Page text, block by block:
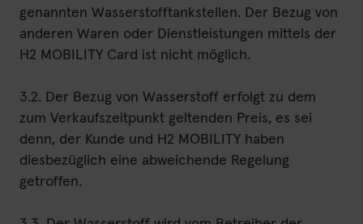
genannten Wasserstofftankstellen. Der Bezug von
anderen Waren oder Dienstleistungen mittels der
H2 MOBILITY Card ist nicht möglich.
3.2. Der Bezug von Wasserstoff erfolgt zu dem
zum Verkaufszeitpunkt geltenden Preis, es sei
denn, der Kunde und H2 MOBILITY haben
diesbezüglich eine abweichende Regelung
getroffen.